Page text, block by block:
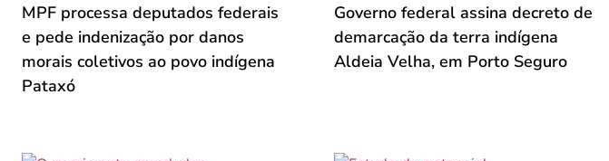
MPF processa deputados federais
e pede indenização por danos
morais coletivos ao povo indígena
Pataxó
Governo federal assina decreto de
demarcação da terra indígena
Aldeia Velha, em Porto Seguro